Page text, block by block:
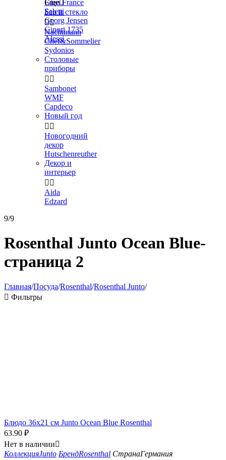
Gien France
Seletti
Georg Jensen
Ginori 1735
Alessi
Еще
Бар и стекло

Nachtmann
Chef&Sommelier
Sydonios
Столовые
приборы
 
Sambonet
WMF
Capdeco
Новый год
 
Новогодний
декор
Hutschenreuther
Декор и
интерьер
 
Aida
Edzard
9/9
Rosenthal Junto Ocean Blue-
страница 2
Главная/Посуда/Rosenthal/Rosenthal Junto/
 Фильтры
Блюдо 36x21 см Junto Ocean Blue Rosenthal
63.90 ₽
Нет в наличии
КоллекцияJunto БрендRosenthal СтранаГермания